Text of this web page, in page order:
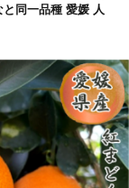
と同一品種 愛媛 人